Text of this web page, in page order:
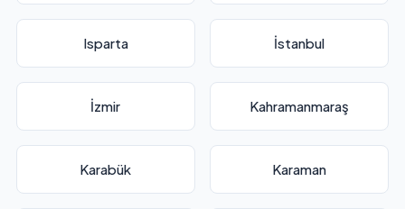
Isparta İstanbul
İzmir Kahramanmaraş
Karabük Karaman